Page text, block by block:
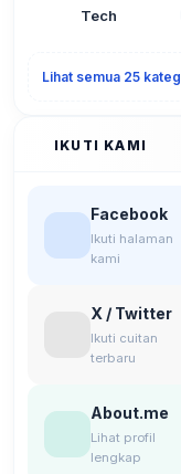
Tech
IKUTI KAMI
Facebook
Ikuti halaman
kami
X / Twitter
Ikuti cuitan
terbaru
About.me
Lihat profil
lengkap